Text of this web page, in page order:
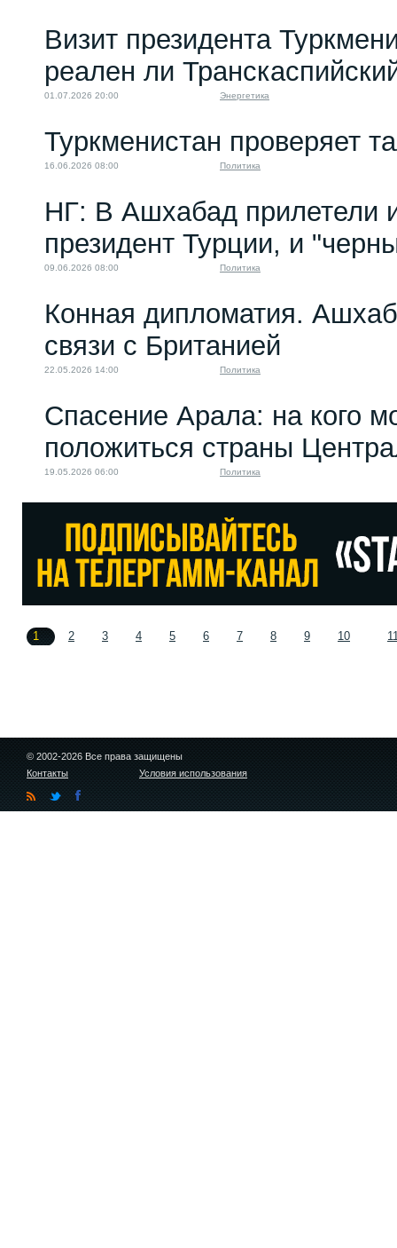
Визит президента
реален ли
01.07.2026 20:00 Энергетика
Туркменистан проверяет
16.06.2026 08:00 Политика
НГ: В Ашхабад прилетели
президент Турции, и
09.06.2026 08:00 Политика
Конная дипломатия.
связи с Британией
22.05.2026 14:00 Политика
Спасение Арала: на кого
положиться страны
19.05.2026 06:00 Политика
1 2 3 4 5 6 7 8 9 10
© 2002-2026 Все права защищены
Контакты
Условия использования